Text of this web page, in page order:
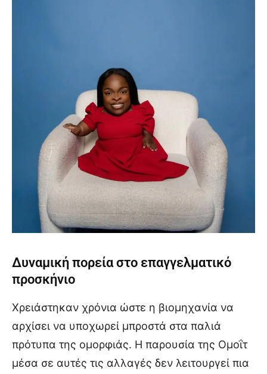
Δυναμική πορεία στο επαγγελματικό
προσκήνιο
Χρειάστηκαν χρόνια ώστε η βιομηχανία να
αρχίσει να υποχωρεί μπροστά στα παλιά
πρότυπα της ομορφιάς. Η παρουσία της Ομοΐτ
μέσα σε αυτές τις αλλαγές δεν λειτουργεί πια